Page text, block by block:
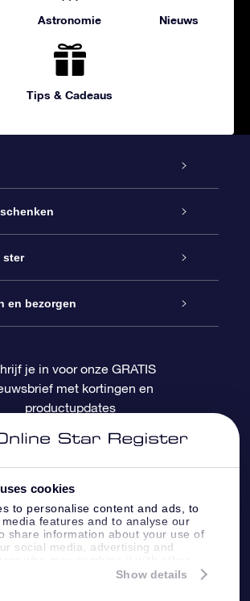
cookies
to personalise content and ads, to
features and to analyse our
share information about your use of
social media, advertising and
you’ve provided to them or that
Show details
Astronomie Nieuws
Tips & Cadeaus
Gift
ster
sterrenpagina
Stars
Stars App
en bezorgen
je in voor onze GRATIS
met kortingen en
productupdates